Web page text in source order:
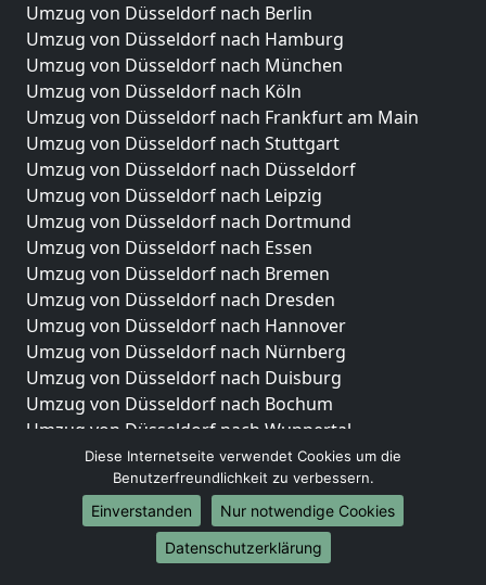
Umzug von Düsseldorf nach Berlin
Umzug von Düsseldorf nach Hamburg
Umzug von Düsseldorf nach München
Umzug von Düsseldorf nach Köln
Umzug von Düsseldorf nach Frankfurt am Main
Umzug von Düsseldorf nach Stuttgart
Umzug von Düsseldorf nach Düsseldorf
Umzug von Düsseldorf nach Leipzig
Umzug von Düsseldorf nach Dortmund
Umzug von Düsseldorf nach Essen
Umzug von Düsseldorf nach Bremen
Umzug von Düsseldorf nach Dresden
Umzug von Düsseldorf nach Hannover
Umzug von Düsseldorf nach Nürnberg
Umzug von Düsseldorf nach Duisburg
Umzug von Düsseldorf nach Bochum
Umzug von Düsseldorf nach Wuppertal
Umzug von Düsseldorf nach Bielefeld
Umzug von Düsseldorf nach Bonn
Umzug von Düsseldorf nach Münster
Internationale-Umzüge
Diese Internetseite verwendet Cookies um die
Benutzerfreundlichkeit zu verbessern.
Einverstanden
Nur notwendige Cookies
Datenschutzerklärung